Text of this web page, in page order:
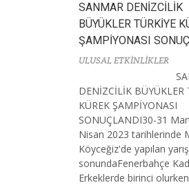
SANMAR DENİZCİLİK
BÜYÜKLER TÜRKİYE
ŞAMPİYONASI
ULUSAL ETKİNLİKLER
DENİZCİLİK BÜYÜKLER
KÜREK ŞAMPİYONASI
SONUÇLANDI30-31
Nisan 2023 tarihlerinde
Köyceğiz'de yapılan
sonundaFenerbahçe
Erkeklerde birinci